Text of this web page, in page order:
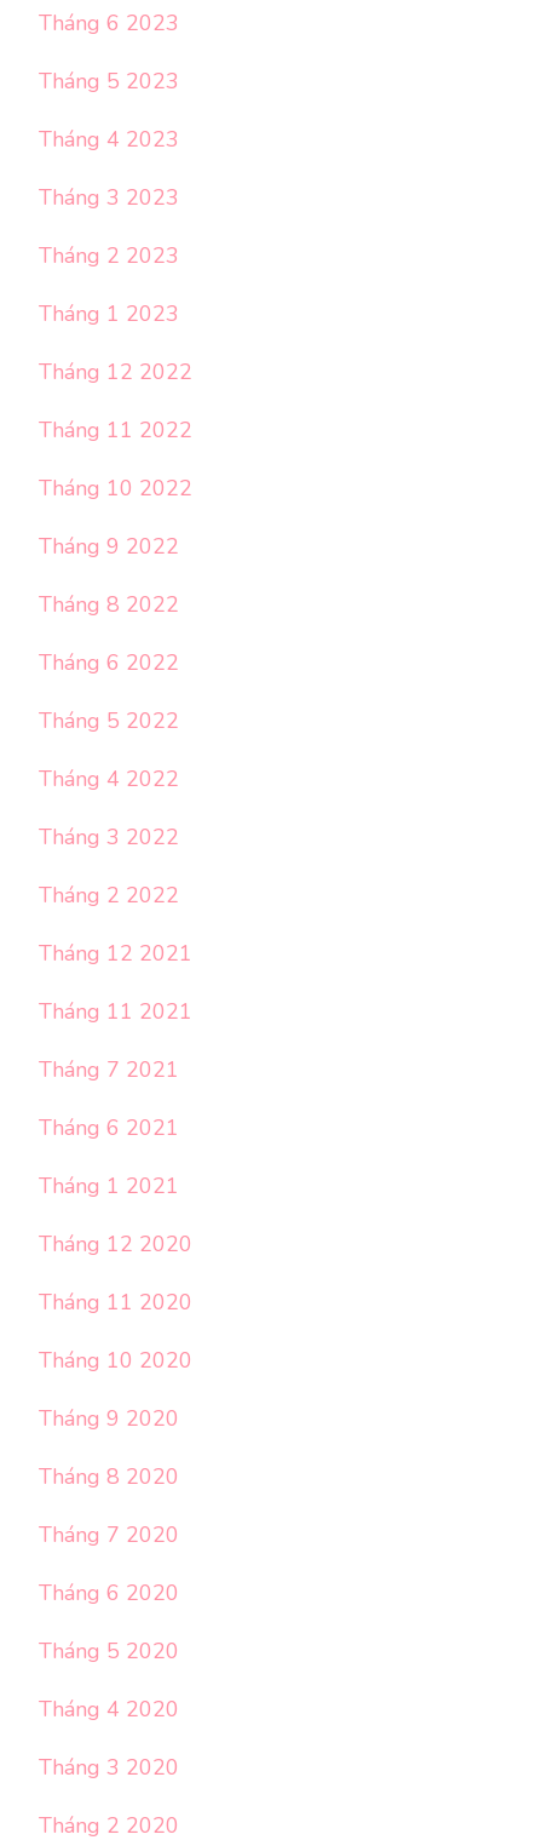
Tháng 6 2023
Tháng 5 2023
Tháng 4 2023
Tháng 3 2023
Tháng 2 2023
Tháng 1 2023
Tháng 12 2022
Tháng 11 2022
Tháng 10 2022
Tháng 9 2022
Tháng 8 2022
Tháng 6 2022
Tháng 5 2022
Tháng 4 2022
Tháng 3 2022
Tháng 2 2022
Tháng 12 2021
Tháng 11 2021
Tháng 7 2021
Tháng 6 2021
Tháng 1 2021
Tháng 12 2020
Tháng 11 2020
Tháng 10 2020
Tháng 9 2020
Tháng 8 2020
Tháng 7 2020
Tháng 6 2020
Tháng 5 2020
Tháng 4 2020
Tháng 3 2020
Tháng 2 2020